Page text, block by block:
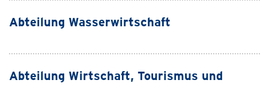
Abteilung Wasserwirtschaft
Abteilung Wirtschaft, Tourismus und